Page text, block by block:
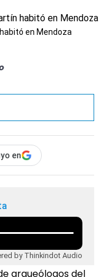
en Mendoza
en
by Thinkindot Audio
arqueólogos del